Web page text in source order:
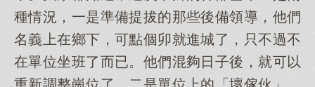
種情況，一是準備提拔的那些後備領導，他們
名義上在鄉下，可點個卯就進城了，只不過不
在單位坐班了而已。他們混夠日子後，就可以